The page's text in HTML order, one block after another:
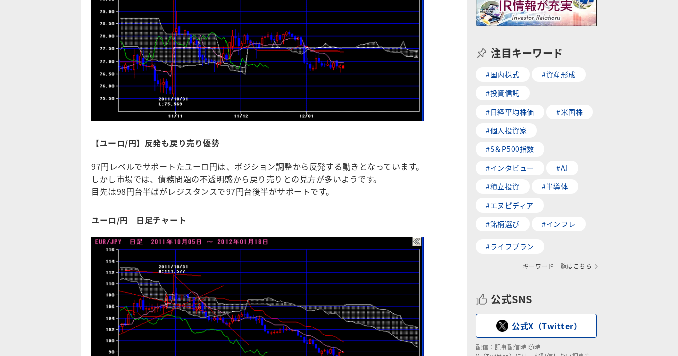
【ユーロ/円】反発も戻り売り優勢
97円レベルでサポートたユーロ円は、ポジション調整から反発する動きとなっています。
しかし市場では、債務問題の不透明感から戻り売りとの見方が多いようです。
目先は98円台半ばがレジスタンスで97円台後半がサポートです。
ユーロ/円 日足チャート
注目キーワード
#国内株式
#資産形成
#投資信託
#日経平均株価
#米国株
#個人投資家
#S＆P500指数
#インタビュー
#AI
#積立投資
#半導体
#エヌビディア
#銘柄選び
#インフレ
#ライフプラン
キーワード一覧はこちら
公式SNS
公式X（Twitter）
配信：記事配信時 随時